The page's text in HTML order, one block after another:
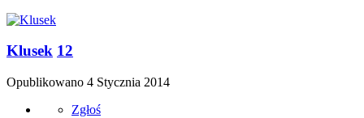
Klusek 12
Opublikowano 4 Stycznia 2014
Zgłoś